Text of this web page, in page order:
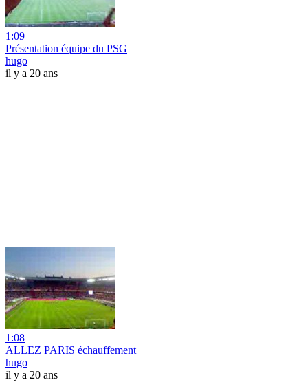
1:09
Présentation équipe du PSG
hugo
il y a 20 ans
1:08
ALLEZ PARIS échauffement
hugo
il y a 20 ans